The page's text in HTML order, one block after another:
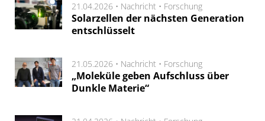
21.04.2026 • Nachricht • Forschung
Solarzellen der nächsten Generation
entschlüsselt
21.05.2026 • Nachricht • Forschung
„Moleküle geben Aufschluss über
Dunkle Materie“